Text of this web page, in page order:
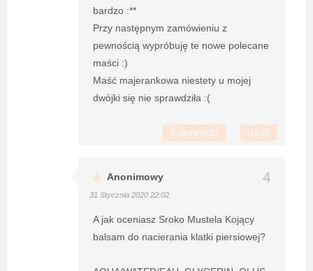
bardzo :**
Przy następnym zamówieniu z
pewnością wypróbuję te nowe polecane
maści :)
Maść majerankowa niestety u mojej
dwójki się nie sprawdziła :(
Odpowiedz Usuń
Anonimowy
31 Stycznia 2020 22:02
A jak oceniasz Sroko Mustela Kojący
balsam do nacierania klatki piersiowej?